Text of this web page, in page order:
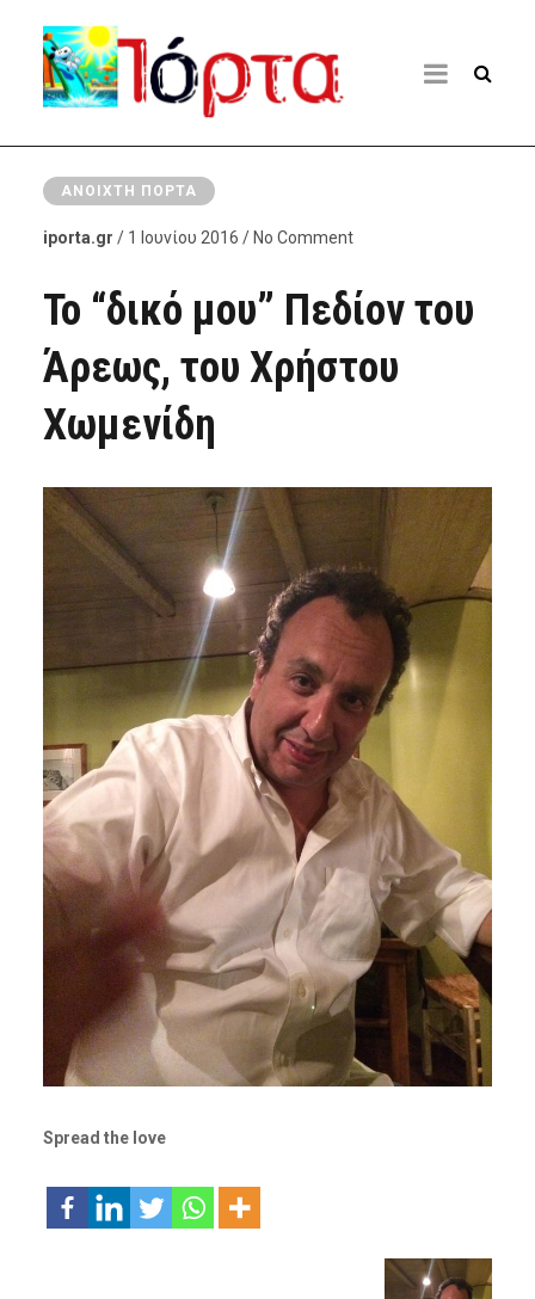
ΑΝΟΙΧΤΉ ΠΌΡΤΑ
iporta.gr / 1 Ιουνίου 2016 / No Comment
Το “δικό μου” Πεδίον του
Άρεως, του Χρήστου
Χωμενίδη
Spread the love